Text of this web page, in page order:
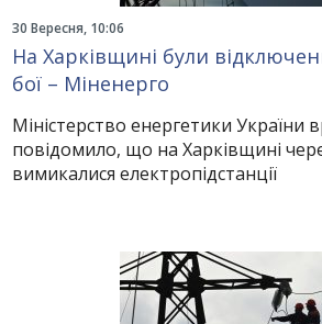
30 Вересня, 10:06
На Харківщині були
бої – Міненерго
Міністерство енергетики України
повідомило, що на Харківщині
вимикалися електропідстанції